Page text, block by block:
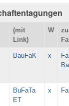
(mit
Link)
W
BauFaK x
BuFaTa
ET
x